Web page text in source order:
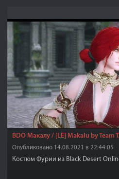
BDO Макалу / [LE] Makalu by Team
Опубликовано 14.08.2021 в 22:44:05
Костюм Фурии из Black Desert